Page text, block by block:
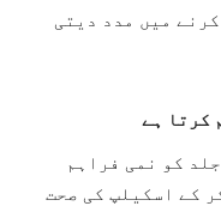
میں مدد دیتی
کو نمی فراہم
کے اسکیلپ کی صحت